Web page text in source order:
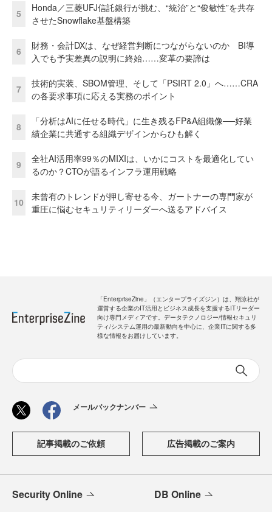
5
Honda／三菱UFJ信託銀行が挑む、“統治”と“俊敏性”を共存
させたSnowflake基盤構築
6
財務・会計DXは、なぜ経営判断につながらないのか BI導
入でも予実差異の説明に終始……変革の要諦は
7
技術的実装、SBOM管理、そして「PSIRT 2.0」へ……CRA
の各要求事項に応える実務のポイント
8
「分析はAIに任せる時代」に生き残るFP&A組織像──好業
績企業に共通する組織デザインからひも解く
9
全社AI活用率99％のMIXIは、いかにコストを最適化してい
るのか？CTOが語るインフラ運用戦略
10
未曾有のトレンドが押し寄せる今、ガートナーの専門家が
重圧に悩むセキュリティリーダーへ送るアドバイス
「EnterpriseZine」（エンタープライズジン）は、翔泳社が
運営する企業のIT活用とビジネス成長を支援するITリーダー
向け専門メディアです。データテクノロジー/情報セキュリ
ティ/システム運用の最新動向を中心に、企業ITに関する多
様な情報をお届けしています。
メールバックナンバー
記事掲載のご依頼 広告掲載のご案内
Security Online DB Online